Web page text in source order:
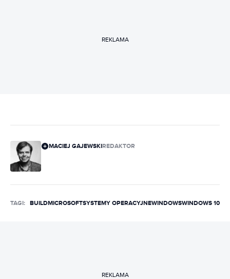
REKLAMA
MACIEJ GAJEWSKIREDAKTOR
TAGI: BUILDMICROSOFTSYSTEMY OPERACYJNEWINDOWSWINDOWS 10
REKLAMA